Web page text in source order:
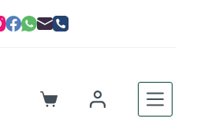
Carro